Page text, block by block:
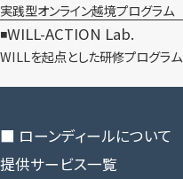
実践型オンライン​越境プログラム
WILL-ACTION Lab.
WILLを​起点とした​研修プログラム
■ ローンディールに​ついて
提供サービス一覧